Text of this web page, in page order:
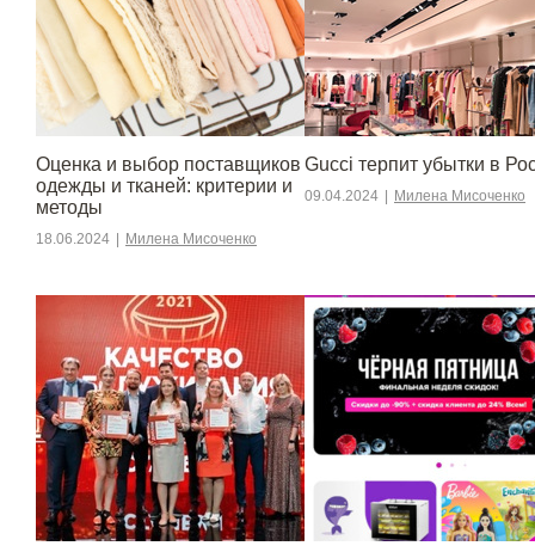
Оценка и выбор поставщиков
одежды и тканей: критерии и
методы
18.06.2024 Милена Мисоченко
Gucci терпит убытки в
09.04.2024 Милена Мисоченко